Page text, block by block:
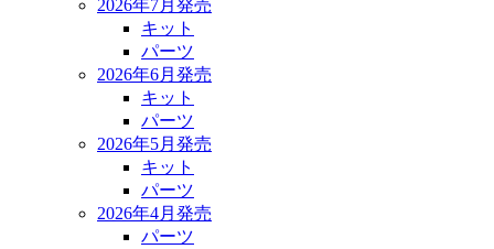
2026年7月発売
キット
パーツ
2026年6月発売
キット
パーツ
2026年5月発売
キット
パーツ
2026年4月発売
パーツ